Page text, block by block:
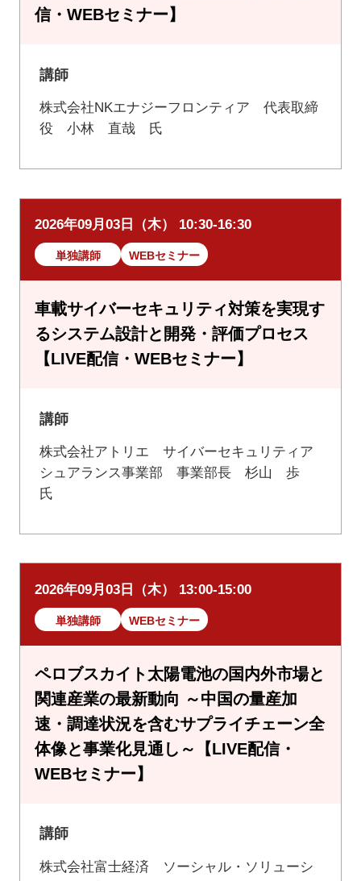
信・WEBセミナー】
講師
株式会社NKエナジーフロンティア 代表取締
役 小林 直哉 氏
2026年09月03日（木） 10:30-16:30
単独講師 WEBセミナー
車載サイバーセキュリティ対策を実現す
るシステム設計と開発・評価プロセス
【LIVE配信・WEBセミナー】
講師
株式会社アトリエ サイバーセキュリティア
シュアランス事業部 事業部長 杉山 歩
氏
2026年09月03日（木） 13:00-15:00
単独講師 WEBセミナー
ペロブスカイト太陽電池の国内外市場と
関連産業の最新動向 ～中国の量産加
速・調達状況を含むサプライチェーン全
体像と事業化見通し～【LIVE配信・
WEBセミナー】
講師
株式会社富士経済 ソーシャル・ソリューシ